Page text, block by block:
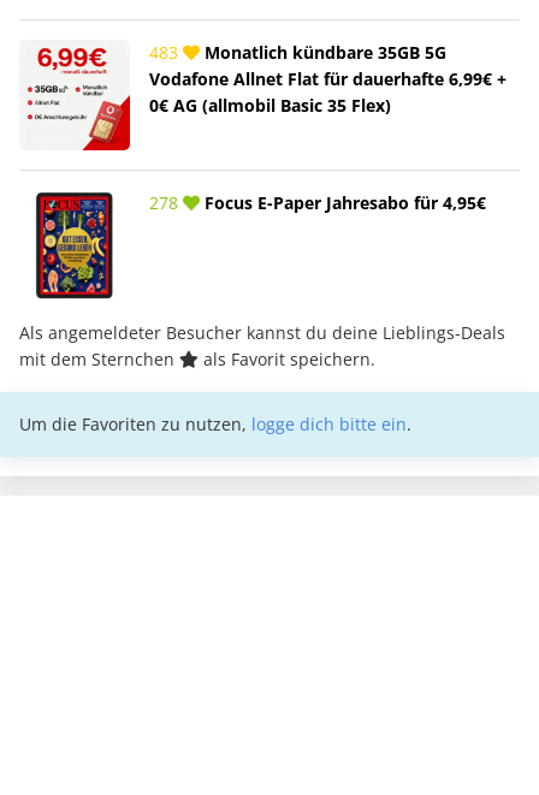
483
Monatlich kündbare 35GB 5G
Vodafone Allnet Flat für dauerhafte 6,99€ +
0€ AG (allmobil Basic 35 Flex)
278 Focus E-Paper Jahresabo für 4,95€
Als angemeldeter Besucher kannst du deine Lieblings-Deals
mit dem Sternchen
als Favorit speichern.
Um die Favoriten zu nutzen, logge dich bitte ein.